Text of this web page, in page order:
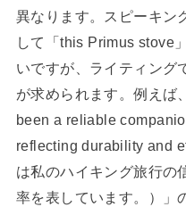
異なります。スピーキン
して「this Primus stove
いですが、ライティング
が求められます。例えば
been a reliable
reflecting durability and
は私のハイキング旅行の
率を表しています。）」